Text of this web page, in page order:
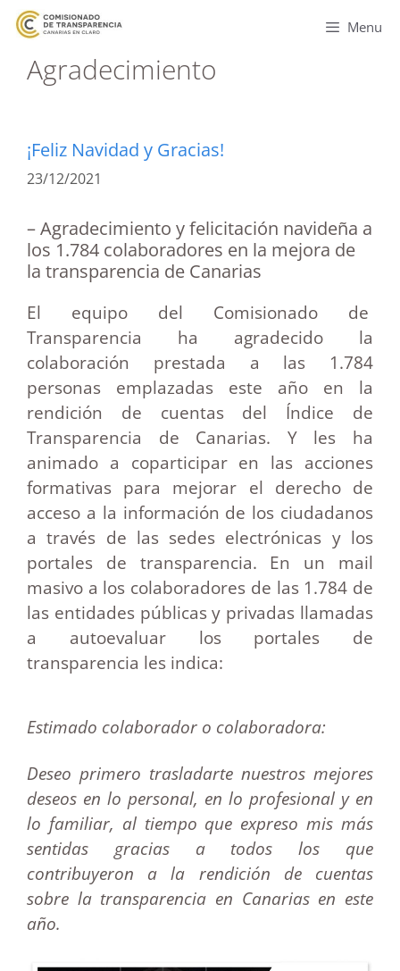
Menu
Agradecimiento
¡Feliz Navidad y Gracias!
23/12/2021
– Agradecimiento y felicitación navideña a
los 1.784 colaboradores en la mejora de
la transparencia de Canarias
El equipo del Comisionado de
Transparencia ha agradecido la
colaboración prestada a las 1.784
personas emplazadas este año en la
rendición de cuentas del Índice de
Transparencia de Canarias. Y les ha
animado a coparticipar en las acciones
formativas para mejorar el derecho de
acceso a la información de los ciudadanos
a través de las sedes electrónicas y los
portales de transparencia. En un mail
masivo a los colaboradores de las 1.784 de
las entidades públicas y privadas llamadas
a autoevaluar los portales de
transparencia les indica:
Estimado colaborador o colaboradora:
Deseo primero trasladarte nuestros mejores
deseos en lo personal, en lo profesional y en
lo familiar, al tiempo que expreso mis más
sentidas gracias a todos los que
contribuyeron a la rendición de cuentas
sobre la transparencia en Canarias en este
año.